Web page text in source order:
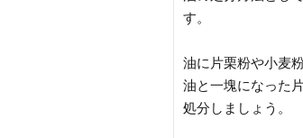
す。
油に片栗粉や小麦
油と一塊になった
処分しましょう。